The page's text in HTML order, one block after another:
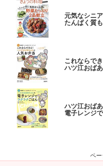
元気なシニ
たんぱく質
これならで
ハツ江おば
ハツ江おば
電子レンジ
ペ